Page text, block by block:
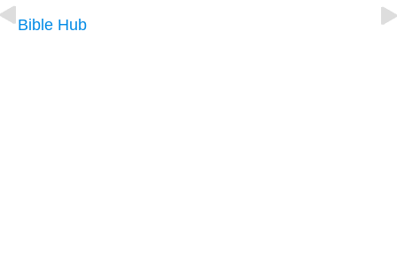
Bible Hub